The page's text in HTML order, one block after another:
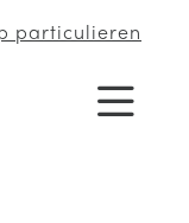
particulieren